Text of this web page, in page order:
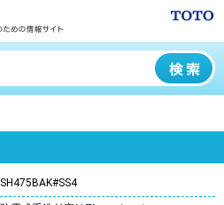
SH475BAK#SS4